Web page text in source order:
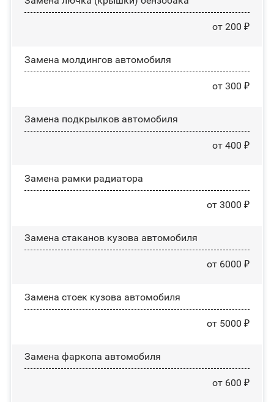
от 200 ₽
Замена молдингов автомобиля
от 300 ₽
Замена пoдĸpылĸoв автомобиля
от 400 ₽
Замена рамки радиатора
от 3000 ₽
Замена стаканов кузова автомобиля
от 6000 ₽
Замена стоек кузова автомобиля
от 5000 ₽
Замена фаркопа автомобиля
от 600 ₽